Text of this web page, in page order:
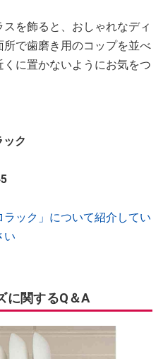
を飾ると、おしゃれなディ
で歯磨き用のコップを並べ
に置かないようにお気をつ
ク
ック」について紹介してい
い
に関するQ＆A